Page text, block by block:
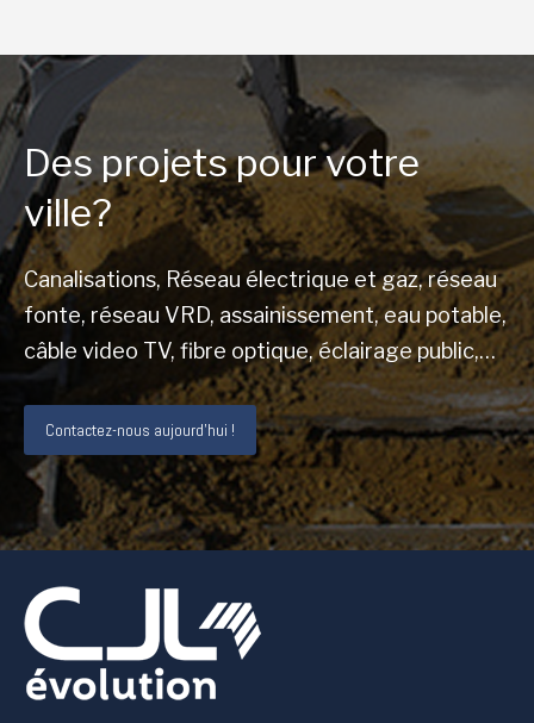
Des projets pour votre
ville?
Canalisations, Réseau électrique et gaz, réseau
fonte, réseau VRD, assainissement, eau potable,
câble video TV, fibre optique, éclairage public,…
Contactez-nous aujourd’hui !